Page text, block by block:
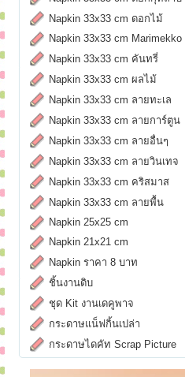
Napkin 33x33 cm ดอกไม้
Napkin 33x33 cm Marimekko
Napkin 33x33 cm คันทรี่
Napkin 33x33 cm ผลไม้
Napkin 33x33 cm ลายทะเล
Napkin 33x33 cm ลายการ์ตูน
Napkin 33x33 cm ลายอื่นๆ
Napkin 33x33 cm ลายวินเทจ
Napkin 33x33 cm คริสมาส
Napkin 33x33 cm ลายพื้น
Napkin 25x25 cm
Napkin 21x21 cm
Napkin ราคา 8 บาท
ชิ้นงานดิบ
ชุด Kit งานเดคูพาจ
กระดาษแน็ฟกิ้นเปล่า
กระดาษไดคัท Scrap Picture